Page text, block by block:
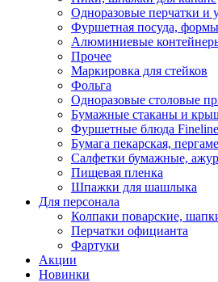
Одноразовые перчатки и
Фуршетная посуда,
Алюминиевые
Прочее
Маркировка для стейков
Фольга
Одноразовые столовые
Бумажные стаканы и
Фуршетные блюда Fineline
Бумага пекарская,
Салфетки бумажные,
Пищевая пленка
Шпажки для шашлыка
Для персонала
Колпаки поварские,
Перчатки официанта
Фартуки
Акции
Новинки